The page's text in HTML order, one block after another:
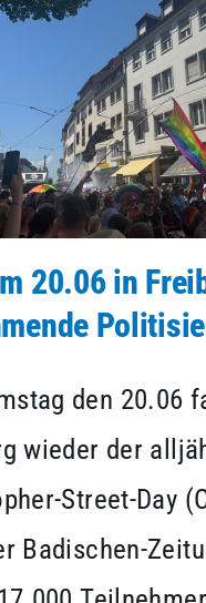
20.06 in
den 20.06
wieder der
Street-Day
Badischen-